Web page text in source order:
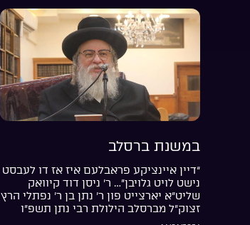
במשנת ברסלב
“דיין איינציקע פראבלעם איז אז דו לעבסט
נישט לויט גלויבן”… ר’ ניסן דוד קיוואק
שליט”א יארצייט פון ר’ נתן בן ר’ נפתלי הרץ
זצוק”ל מברסלב הילולת רבי נתן תשפ”ו